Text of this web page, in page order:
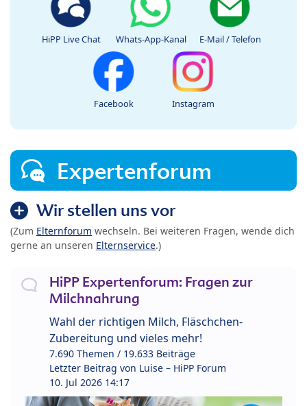
HiPP Live Chat Whats-App-Kanal E-Mail / Telefon
Facebook Instagram
Expertenforum
Wir stellen uns vor
(Zum Elternforum wechseln. Bei weiteren Fragen, wende dich
gerne an unseren Elternservice.)
HiPP Expertenforum: Fragen zur
Milchnahrung
Wahl der richtigen Milch, Fläschchen-
Zubereitung und vieles mehr!
7.690 Themen / 19.633 Beiträge
Letzter Beitrag von Luise – HiPP Forum
10. Jul 2026 14:17